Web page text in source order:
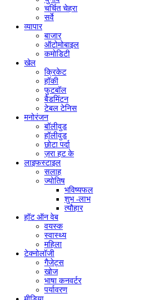
चर्चित चेहरा
सर्वे
व्यापार
बाजार
ऑटोमोबाइल
कमोडिटी
खेल
क्रिकेट
हॉकी
फुटबॉल
बैडमिंटन
टेबल टेनिस
मनोरंजन
बॉलीवुड
हॉलीवुड
छोटा पर्दा
ज़रा हट के
लाइफस्टाइल
सलाह
ज्योतिष
भविष्यफल
शुभ -लाभ
त्यौहार
हॉट ऑन वेब
वयस्क
स्वास्थ्य
महिला
टेक्नोलॉजी
गैजेट्स
खोज
भाषा कनवर्टर
पर्यावरण